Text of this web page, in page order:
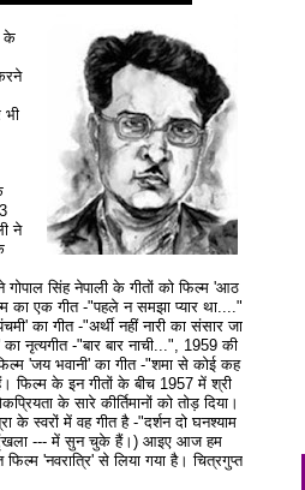
के
भी
ने
गोपाल सिंह नेपाली के गीतों को फिल्म 'आठ
का एक गीत -"पहले न समझा प्यार था...."
का गीत -"अर्थी नहीं नारी का संसार जा
नृत्यगीत -"बार बार नाची...", 1959 की
'जय भवानी' का गीत -"शमा से कोई कह
फिल्म के इन गीतों के बीच 1957 में श्री
के सारे कीर्तिमानों को तोड़ दिया।
के स्वरों में वह गीत है -"दर्शन दो घनश्याम
श्रृंखला --- में सुन चुके हैं।) आइए आज हम
'नवरात्रि' से लिया गया है। चित्रगुप्त